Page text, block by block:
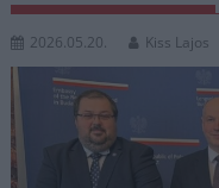
2026.05.20. Kiss Lajos